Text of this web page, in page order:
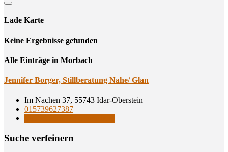
Lade Karte
Кeine Ergebnisse gefunden
Alle Einträge in Morbach
Jen­ni­fer Bor­ger, Still­be­ra­tung Nahe/ Glan
Im Nachen 37, 55743 Idar-Oberstein
015739627387
Suche ver­fei­nern